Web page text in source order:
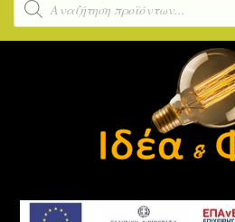
προϊόντων